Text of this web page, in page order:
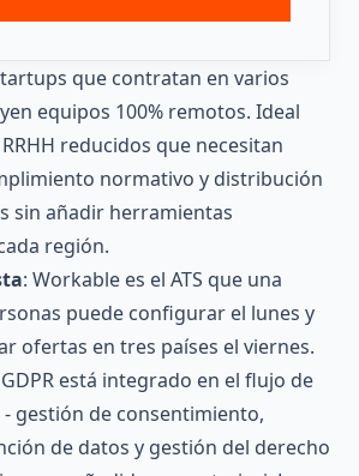
que contratan en varios
equipos 100% remotos. Ideal
reducidos que necesitan
normativo y distribución
sin añadir herramientas
región.
: Workable es el ATS que una
puede configurar el lunes y
ofertas en tres países el viernes.
está integrado en el flujo de
gestión de consentimiento,
de datos y gestión del derecho